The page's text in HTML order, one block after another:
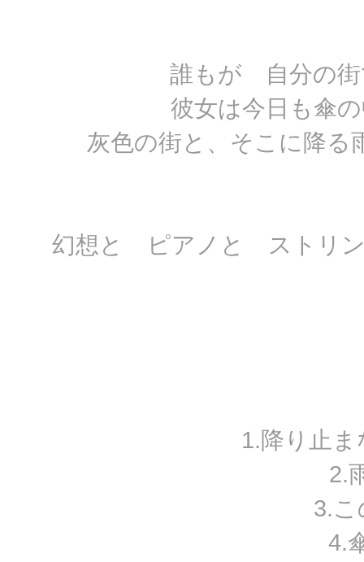
誰もが 自分の
彼女は今日も傘
灰色の街と、そこに降
幻想と ピアノと ストリン
1.降り止
2.
3.
4.